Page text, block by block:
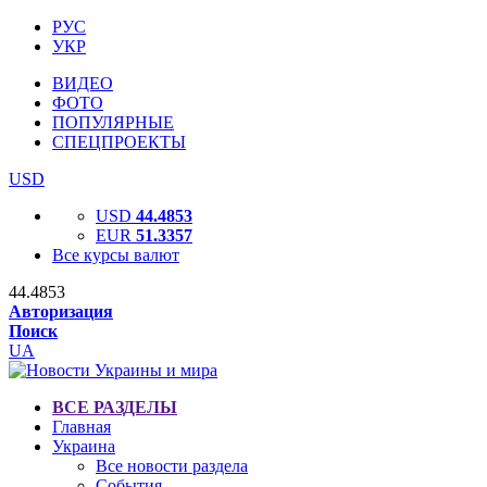
РУС
УКР
ВИДЕО
ФОТО
ПОПУЛЯРНЫЕ
СПЕЦПРОЕКТЫ
USD
USD 44.4853
EUR 51.3357
Все курсы валют
44.4853
Авторизация
Поиск
UA
ВСЕ РАЗДЕЛЫ
Главная
Украина
Все новости раздела